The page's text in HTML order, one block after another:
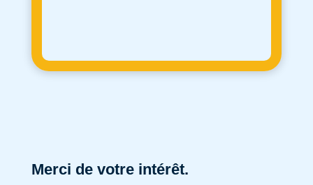
Merci de votre intérêt.